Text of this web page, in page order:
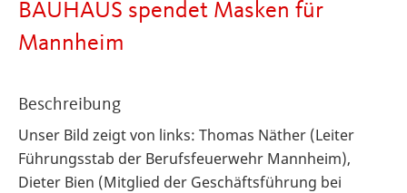
BAUHAUS spendet Masken für
Mannheim
Beschreibung
Unser Bild zeigt von links: Thomas Näther (Leiter
Führungsstab der Berufsfeuerwehr Mannheim),
Dieter Bien (Mitglied der Geschäftsführung bei